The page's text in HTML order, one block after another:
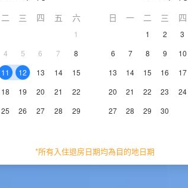
二 三 四 五 六
1
4 5 6 7
8
11 12 13 14
15
18 19 20 21
22
25 26 27 28
29
日 一 二 三 四
1 2 3
6
7 8 9 10
13
14 15 16 17
20
21 22 23 24
27
28 29 30
*所有入住退房日期均為目的地日期